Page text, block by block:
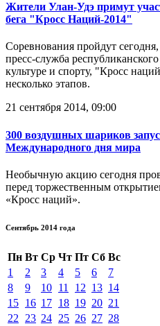
Жители Улан-Удэ примут
бега "Кросс Наций-2014"
Соревнования пройдут
пресс-служба
культуре и спорту, "Кросс
несколько этапов.
21 сентября 2014, 09:00
300 воздушных шариков
Международного дня мира
Необычную акцию сегодня
перед торжественным
«Кросс наций».
Сентябрь 2014 года
Пн Вт Ср Чт Пт Сб Вс
1
2 3 4 5 6
7
8
9 10 11 12 13 14
15 16 17 18 19 20 21
22
23 24 25 26 27 28